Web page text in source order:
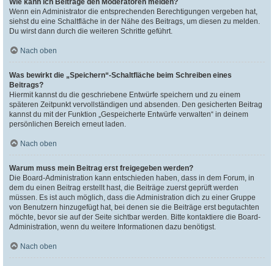
Wie kann ich Beiträge den Moderatoren melden?
Wenn ein Administrator die entsprechenden Berechtigungen vergeben hat,
siehst du eine Schaltfläche in der Nähe des Beitrags, um diesen zu melden.
Du wirst dann durch die weiteren Schritte geführt.
Nach oben
Was bewirkt die „Speichern“-Schaltfläche beim Schreiben eines
Beitrags?
Hiermit kannst du die geschriebene Entwürfe speichern und zu einem
späteren Zeitpunkt vervollständigen und absenden. Den gesicherten Beitrag
kannst du mit der Funktion „Gespeicherte Entwürfe verwalten“ in deinem
persönlichen Bereich erneut laden.
Nach oben
Warum muss mein Beitrag erst freigegeben werden?
Die Board-Administration kann entschieden haben, dass in dem Forum, in
dem du einen Beitrag erstellt hast, die Beiträge zuerst geprüft werden
müssen. Es ist auch möglich, dass die Administration dich zu einer Gruppe
von Benutzern hinzugefügt hat, bei denen sie die Beiträge erst begutachten
möchte, bevor sie auf der Seite sichtbar werden. Bitte kontaktiere die Board-
Administration, wenn du weitere Informationen dazu benötigst.
Nach oben